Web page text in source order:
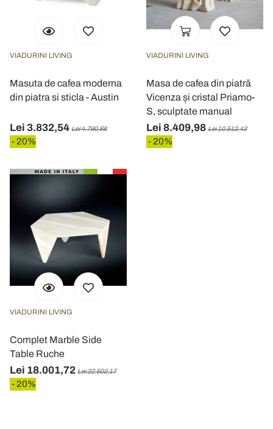
VIADURINI LIVING
Masuta de cafea moderna
din piatra si sticla - Austin
Lei 3.832,54 Lei 4.790,68
- 20%
VIADURINI LIVING
Masa de cafea din piatră
Vicenza și cristal Priamo-
S, sculptate manual
Lei 8.409,98 Lei 10.512,43
- 20%
VIADURINI LIVING
Complet Marble Side
Table Ruche
Lei 18.001,72 Lei 22.502,17
- 20%